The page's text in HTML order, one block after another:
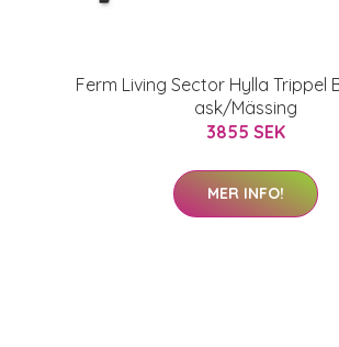
Ferm Living Sector Hylla Trippel
ask/Mässing
3855 SEK
MER INFO!